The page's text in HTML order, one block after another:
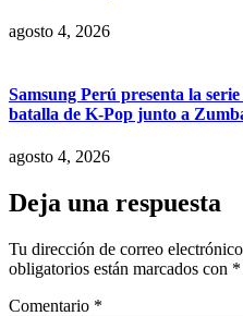
agosto 4, 2026
Samsung Perú presenta la
batalla de K-Pop junto a
agosto 4, 2026
Deja una respuesta
Tu dirección de correo
obligatorios están marcados con *
Comentario *